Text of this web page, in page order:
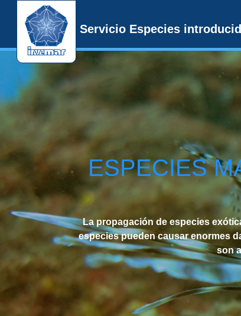
Servicio Especies
ESPECIES
La propagación de especies
especies pueden causar enormes
son